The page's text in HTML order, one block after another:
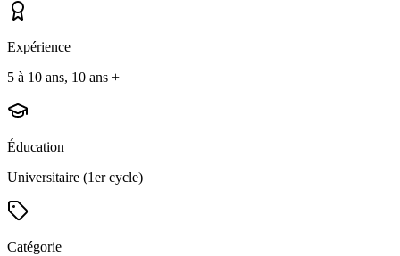
Expérience
5 à 10 ans, 10 ans +
Éducation
Universitaire (1er cycle)
Catégorie